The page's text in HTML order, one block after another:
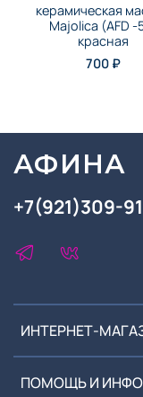
керамическая
Majolica (AFD -
красная
700 ₽
ИНТЕРНЕТ-
ПОМОЩЬ И
+7(921)309-
АФИНА